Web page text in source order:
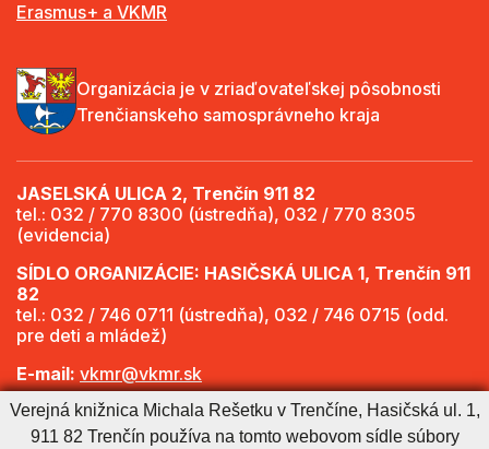
Erasmus+ a VKMR
Organizácia je v zriaďovateľskej pôsobnosti
Trenčianskeho samosprávneho kraja
JASELSKÁ ULICA 2, Trenčín 911 82
tel.: 032 / 770 8300 (ústredňa), 032 / 770 8305
(evidencia)
SÍDLO ORGANIZÁCIE: HASIČSKÁ ULICA 1, Trenčín 911
82
tel.: 032 / 746 0711 (ústredňa), 032 / 746 0715 (odd.
pre deti a mládež)
E-mail: vkmr@vkmr.sk
Web: http://www.vkmr.sk
Verejná knižnica Michala Rešetku v Trenčíne, Hasičská ul. 1,
911 82 Trenčín používa na tomto webovom sídle súbory